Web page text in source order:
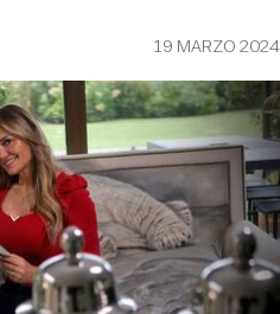
19 MARZO 2024